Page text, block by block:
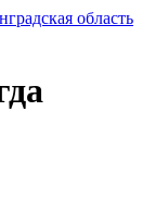
область